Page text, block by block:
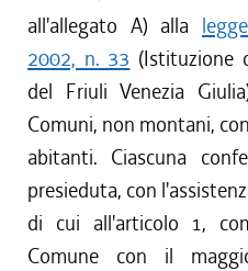
all'allegato A) alla
2002, n. 33 (Istituzione
del Friuli Venezia
Comuni, non montani,
abitanti. Ciascuna
presieduta, con
di cui all'articolo 1,
Comune con il